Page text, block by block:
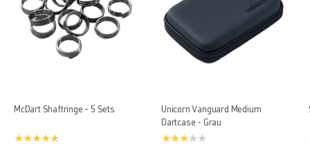
McDart Shaftringe - 5 Sets
Unicorn Vanguard Medium
Dartcase - Grau